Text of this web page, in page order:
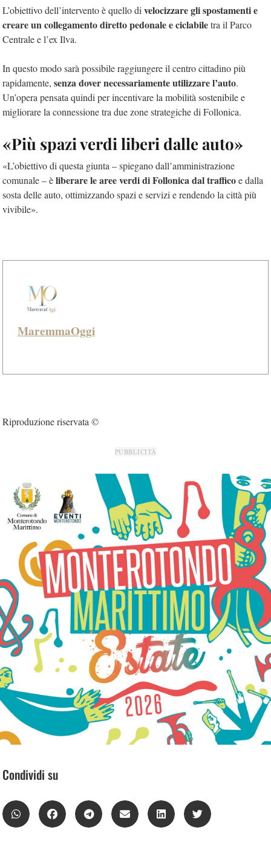
L’obiettivo dell’intervento è quello divelocizzare gli spostamenti e
creare un collegamento diretto pedonale e ciclabiletra il Parco
Centrale e l’ex Ilva.
In questo modo sarà possibile raggiungere il centro cittadino più
rapidamente, senza dover necessariamente utilizzare l’auto.
Un’opera pensata quindi per incentivare la mobilità sostenibile e
migliorare la connessione tra due zone strategiche di Follonica.
«Più spazi verdi liberi dalle auto»
«L’obiettivo di questa giunta – spiegano dall’amministrazione
comunale – èliberare le aree verdi di Follonica dal trafficoe dalla
sosta delle auto, ottimizzando spazi e servizi e rendendo la città più
vivibile».
MaremmaOggi
Riproduzione riservata ©
PUBBLICITÀ
Condividi su